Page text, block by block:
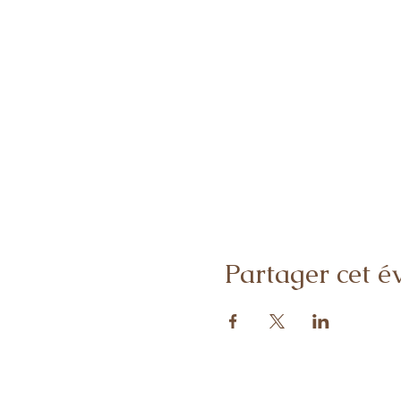
Partager cet